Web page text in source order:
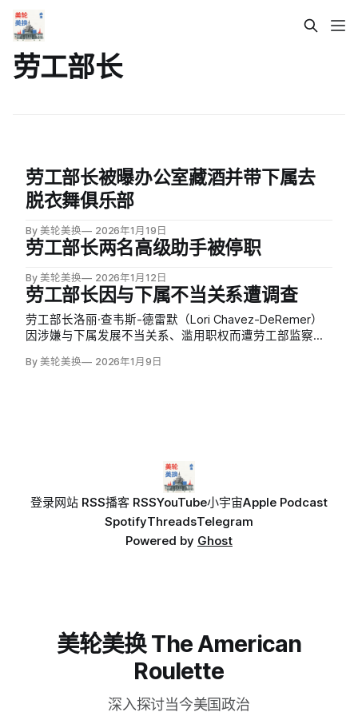
劳工部长
劳工部长被曝办公室藏酒并带下属去
脱衣舞俱乐部
By 美轮美换 2026年1月19日
劳工部长两名高级助手被停职
By 美轮美换 2026年1月12日
劳工部长因与下属不当关系遭调查
劳工部长洛丽·查韦斯-德雷默（Lori Chavez-DeRemer）
因涉嫌与下属发展不当关系、滥用职权而遭劳工部监察长
至少三次邀请该名下属前往其华盛顿公寓，两次在出差时
By 美轮美换 2026年1月9日
登录网站 RSS播客 RSSYouTube小宇宙Apple Podcast
SpotifyThreadsTelegram
Powered by Ghost
美轮美换 The American
Roulette
深入探讨当今美国政治